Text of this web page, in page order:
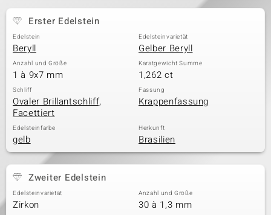
Erster Edelstein
Edelstein
Beryll
Edelsteinvarietät
Gelber Beryll
Anzahl und Größe
1 à 9x7 mm
Karatgewicht Summe
1,262 ct
Schliff
Ovaler Brillantschliff,
Facettiert
Fassung
Krappenfassung
Edelsteinfarbe
gelb
Herkunft
Brasilien
Zweiter Edelstein
Edelsteinvarietät
Zirkon
Anzahl und Größe
30 à 1,3 mm